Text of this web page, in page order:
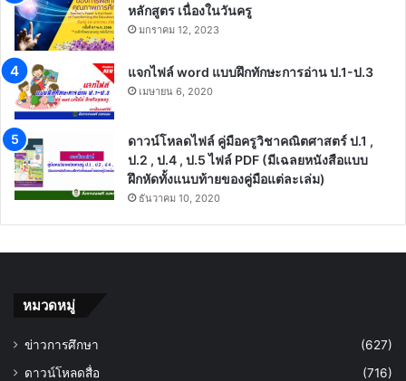
หลักสูตร เนื่องในวันครู
มกราคม 12, 2023
แจกไฟล์ word แบบฝึกทักษะการอ่าน ป.1-ป.3
เมษายน 6, 2020
ดาวน์โหลดไฟล์ คู่มือครูวิชาคณิตศาสตร์ ป.1 ,
ป.2 , ป.4 , ป.5 ไฟล์ PDF (มีเฉลยหนังสือแบบ
ฝึกหัดทั้งแนบท้ายของคู่มือแต่ละเล่ม)
ธันวาคม 10, 2020
หมวดหมู่
ข่าวการศึกษา
(627)
ดาวน์โหลดสื่อ
(716)